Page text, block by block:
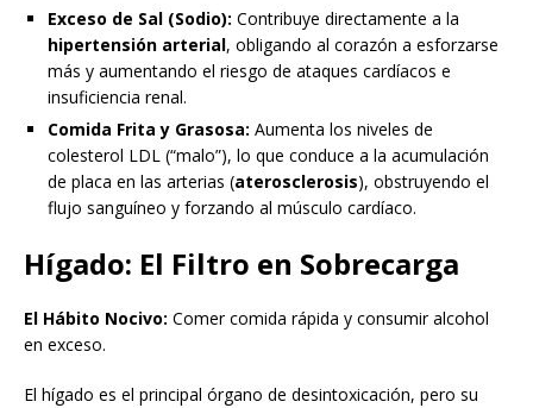
Exceso de Sal (Sodio): Contribuye directamente a la
hipertensión arterial, obligando al corazón a esforzarse
más y aumentando el riesgo de ataques cardíacos e
insuficiencia renal.
Comida Frita y Grasosa: Aumenta los niveles de
colesterol LDL (“malo”), lo que conduce a la acumulación
de placa en las arterias (aterosclerosis), obstruyendo el
flujo sanguíneo y forzando al músculo cardíaco.
Hígado: El Filtro en Sobrecarga
El Hábito Nocivo: Comer comida rápida y consumir alcohol
en exceso.
El hígado es el principal órgano de desintoxicación, pero su